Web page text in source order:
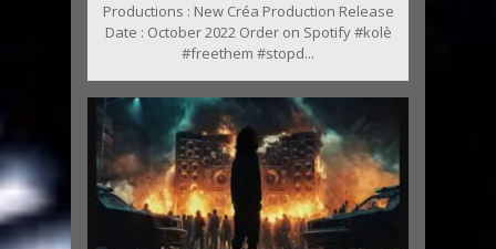
Productions : New Créa Production Release
Date : October 2022 Order on Spotify #kolè
#freethem #stopd...